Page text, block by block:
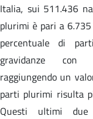
Italia, sui 511.436
plurimi è pari a
percentuale di
gravidanze con
raggiungendo un
parti plurimi risulta
Questi ultimi